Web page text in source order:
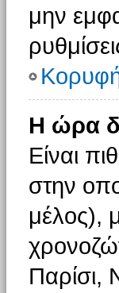
μην
Η ώρα
Είναι
στην
μέλος),
Παρίσι,